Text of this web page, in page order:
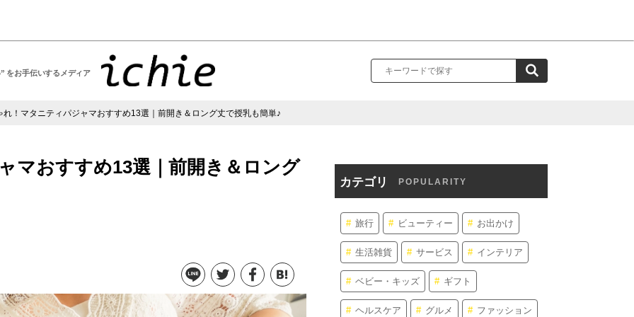
をお手伝いするメディア
！マタニティパジャマおすすめ13選｜前開き＆ロング丈で授乳も簡単♪
マおすすめ13選｜前開き＆ロング
カテゴリ POPULARITY
旅行 ビューティー お出かけ
生活雑貨 サービス インテリア
ベビー・キッズ ギフト
ヘルスケア グルメ ファッション